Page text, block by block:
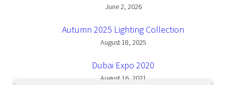
June 2, 2026
Autumn 2025 Lighting Collection
August 18, 2025
Dubai Expo 2020
August 16, 2021